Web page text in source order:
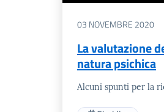
03 NOVEMBRE 2020
La valutazione
natura psichica
Alcuni spunti per la